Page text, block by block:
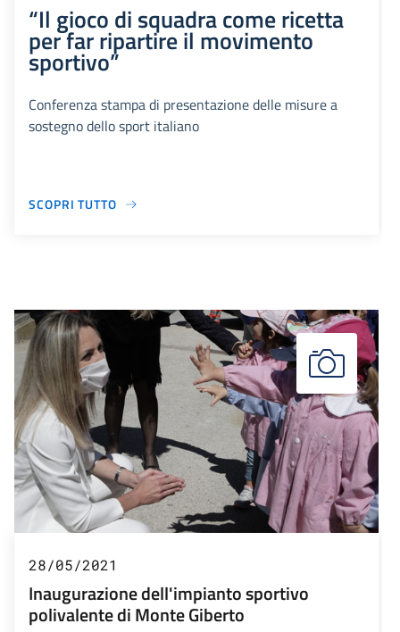
“Il gioco di squadra come ricetta
per far ripartire il movimento
sportivo”
Conferenza stampa di presentazione delle misure a
sostegno dello sport italiano
SCOPRI TUTTO
28/05/2021
Inaugurazione dell'impianto sportivo
polivalente di Monte Giberto